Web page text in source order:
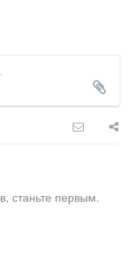
станьте первым.